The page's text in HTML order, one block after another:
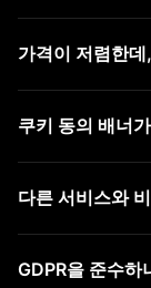
니다. 분석은 무
회까지 이용 가능
니다.
가격이 저렴한
개인이 운영하기
정비도 없습니다.
쿠키 동의 배너
로 이 서비스 때
다른 서비스와
않아도 되는 대시
GDPR을 준수하